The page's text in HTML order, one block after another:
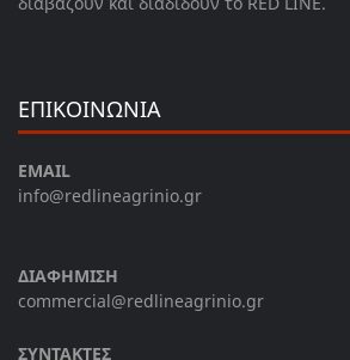
ΕΠΙΚΟΙΝΩΝΙΑ
EMAIL
info@redlineagrinio.gr
ΔΙΑΦΗΜΙΣΗ
commercial@redlineagrinio.gr
ΣΥΝΤΑΚΤΕΣ